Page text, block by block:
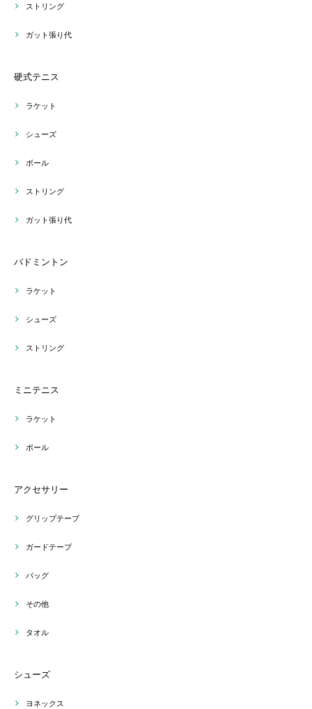
ストリング
ガット張り代
硬式テニス
ラケット
シューズ
ボール
ストリング
ガット張り代
バドミントン
ラケット
シューズ
ストリング
ミニテニス
ラケット
ボール
アクセサリー
グリップテープ
ガードテープ
バッグ
その他
タオル
シューズ
ヨネックス